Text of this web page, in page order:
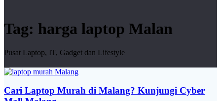
Tag: harga laptop Malan
Pusat Laptop, IT, Gadget dan Lifestyle
Cari Laptop Murah di Malang? Kunjungi Cyber